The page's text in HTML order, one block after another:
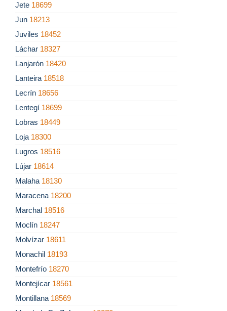
Jete 18699
Jun 18213
Juviles 18452
Láchar 18327
Lanjarón 18420
Lanteira 18518
Lecrín 18656
Lentegí 18699
Lobras 18449
Loja 18300
Lugros 18516
Lújar 18614
Malaha 18130
Maracena 18200
Marchal 18516
Moclín 18247
Molvízar 18611
Monachil 18193
Montefrío 18270
Montejícar 18561
Montillana 18569